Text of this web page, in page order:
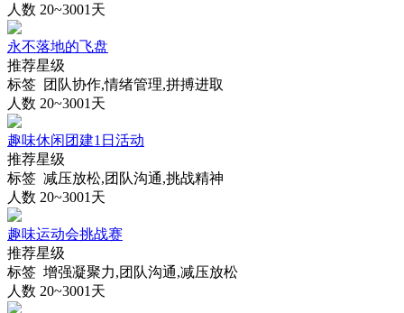
人数 20~3001天
永不落地的飞盘
推荐星级
标签 团队协作,情绪管理,拼搏进取
人数 20~3001天
趣味休闲团建1日活动
推荐星级
标签 减压放松,团队沟通,挑战精神
人数 20~3001天
趣味运动会挑战赛
推荐星级
标签 增强凝聚力,团队沟通,减压放松
人数 20~3001天